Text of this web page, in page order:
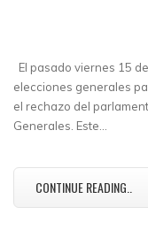
El pasado viernes 15
elecciones generales
el rechazo del
Generales. Este…
CONTINUE READING..